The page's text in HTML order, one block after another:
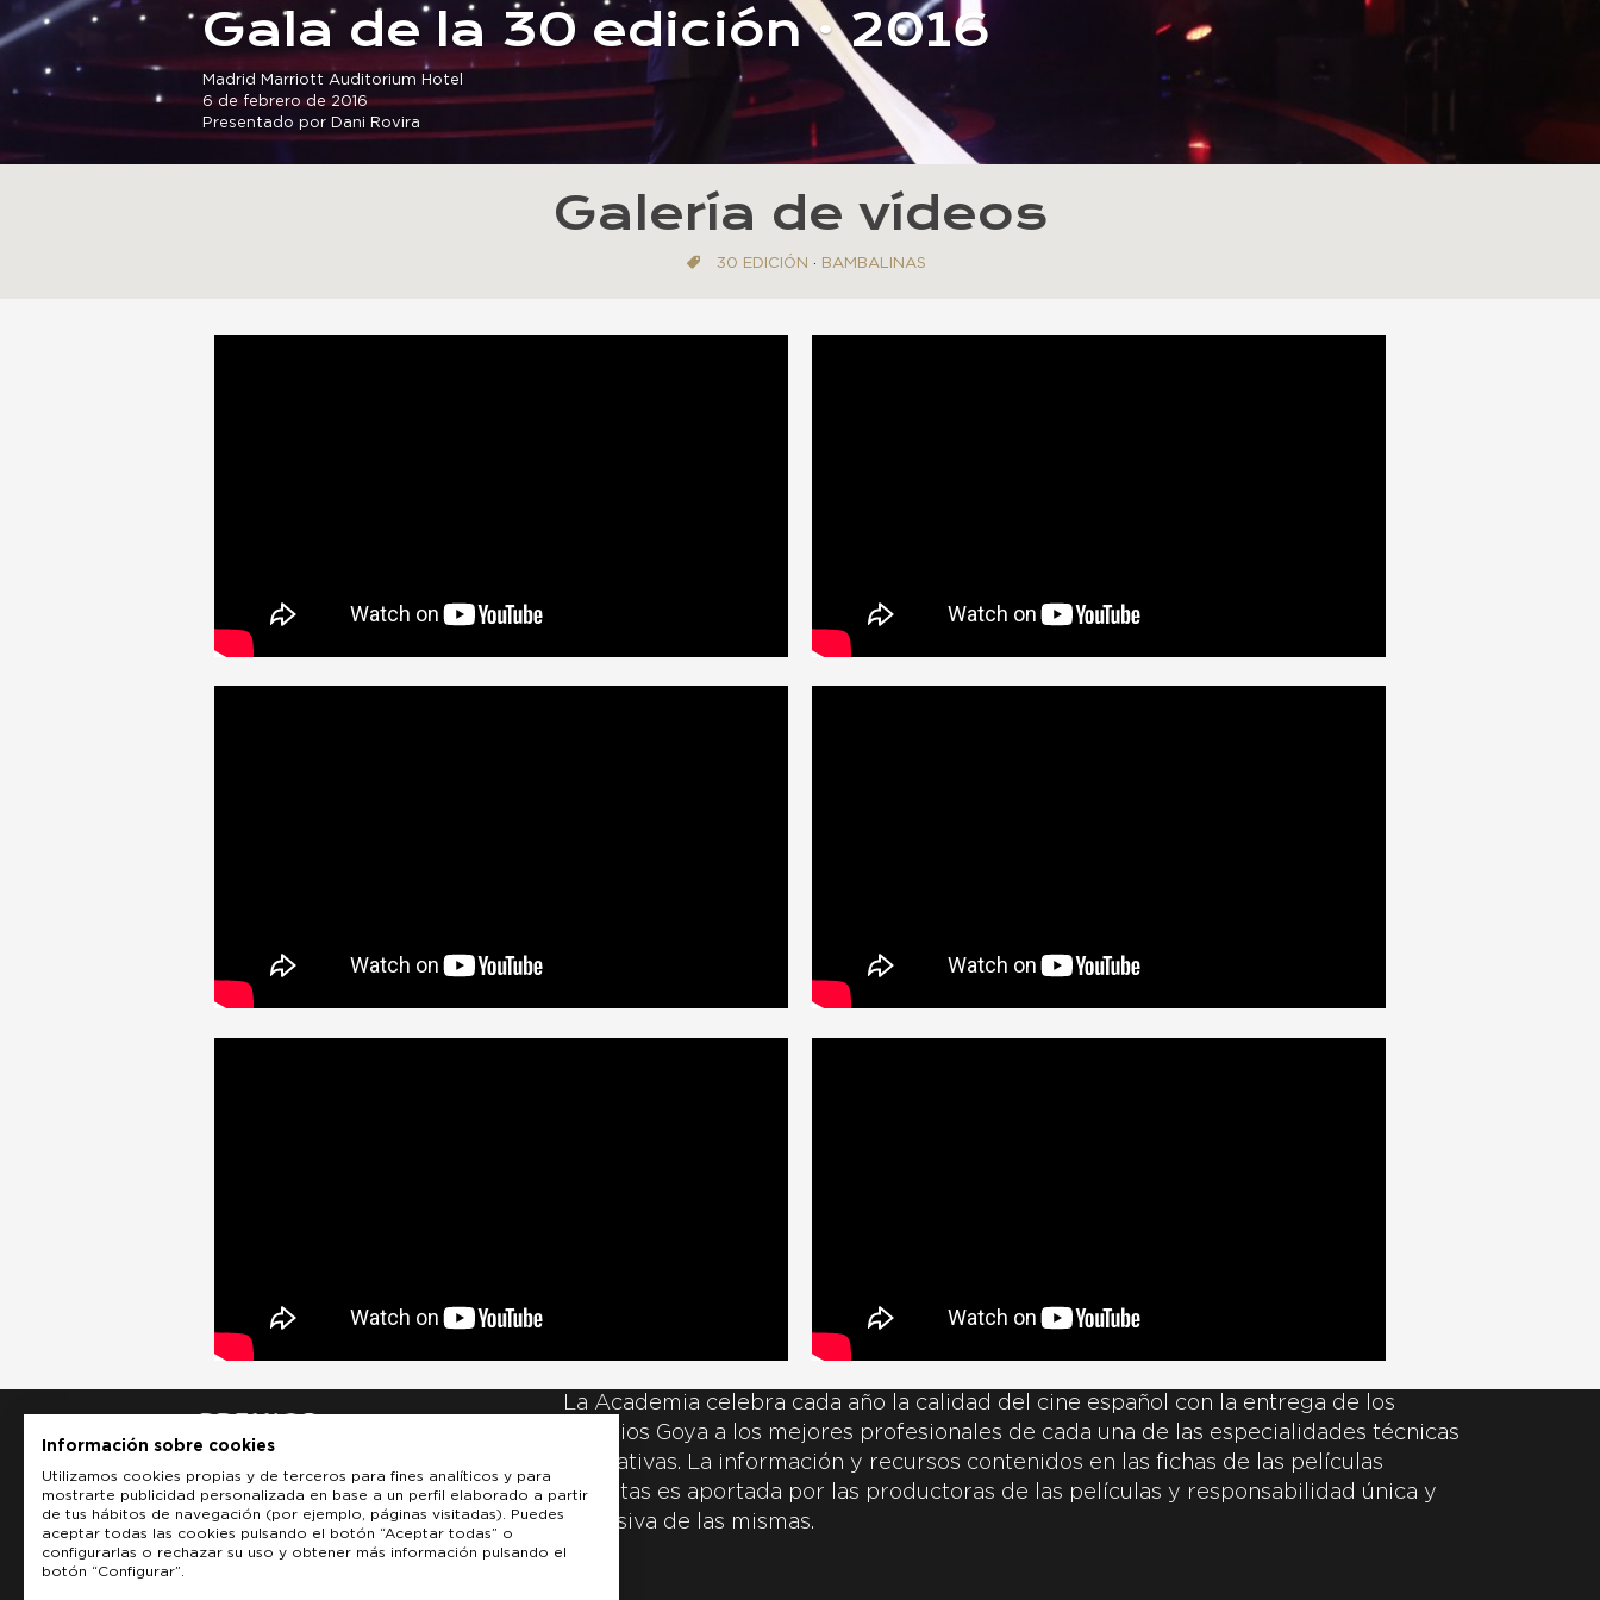
Gala de la 30 edición · 2016
Madrid Marriott Auditorium Hotel
6 de febrero de 2016
Presentado por Dani Rovira
Galería de vídeos
30 EDICIÓN · BAMBALINAS
La Academia celebra cada año la calidad del cine español con la entrega de los
Premios Goya a los mejores profesionales de cada una de las especialidades técnicas
y creativas. La información y recursos contenidos en las fichas de las películas
inscritas es aportada por las productoras de las películas y responsabilidad única y
exclusiva de las mismas.
Información sobre cookies
Utilizamos cookies propias y de terceros para fines analíticos y para
mostrarte publicidad personalizada en base a un perfil elaborado a partir
de tus hábitos de navegación (por ejemplo, páginas visitadas). Puedes
aceptar todas las cookies pulsando el botón “Aceptar todas” o
configurarlas o rechazar su uso y obtener más información pulsando el
botón “Configurar”.